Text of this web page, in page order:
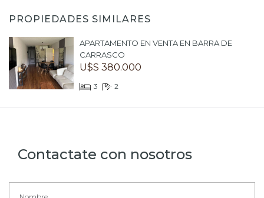
PROPIEDADES SIMILARES
APARTAMENTO EN VENTA EN BARRA DE
CARRASCO
U$S 380.000
3 2
Contactate con nosotros